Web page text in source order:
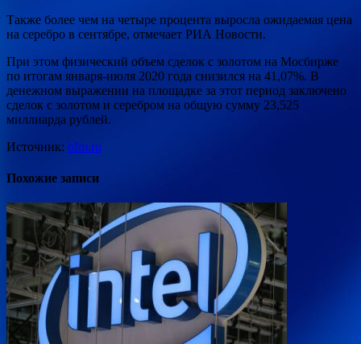
Также более чем на четыре процента выросла ожидаемая цена
на серебро в сентябре, отмечает РИА Новости.
При этом физический объем сделок с золотом на Мосбирже
по итогам января-июля 2020 года снизился на 41,07%. В
денежном выражении на площадке за этот период заключено
сделок с золотом и серебром на общую сумму 23,525
миллиарда рублей.
Источник: bfm.ru
Похожие записи